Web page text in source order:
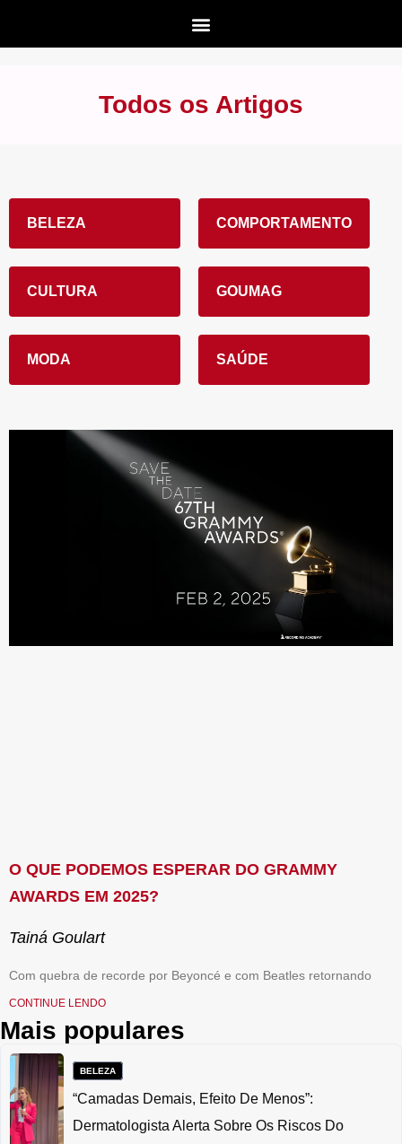
Todos os Artigos
BELEZA COMPORTAMENTO
CULTURA GOUMAG
MODA SAÚDE
O QUE PODEMOS ESPERAR DO GRAMMY
AWARDS EM 2025?
Tainá Goulart
Com quebra de recorde por Beyoncé e com Beatles retornando
CONTINUE LENDO
Mais populares
BELEZA
“Camadas Demais, Efeito De Menos”:
Dermatologista Alerta Sobre Os Riscos Do